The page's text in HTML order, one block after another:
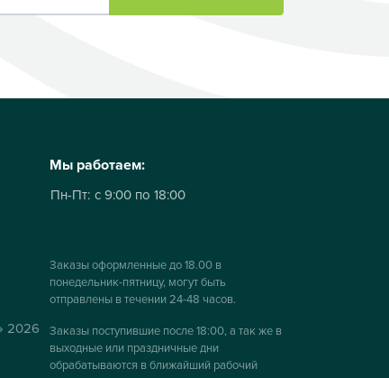
2026
Мы работаем:
Пн-Пт: с 9:00 по 18:00
Заказы оформленные до 18.00 в
понедельник-пятницу, могут быть
отправлены в течении 24-48 часов.
Заказы поступившие после 18:00, а так же в
выходные или праздничные дни
обрабатываются в ближайший рабочий